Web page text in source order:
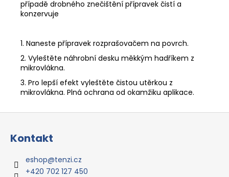
případě drobného znečištění přípravek čistí a
konzervuje
1. Naneste přípravek rozprašovačem na povrch.
2. Vyleštěte náhrobní desku měkkým hadříkem z
mikrovlákna.
3. Pro lepší efekt vyleštěte čistou utěrkou z
mikrovlákna. Plná ochrana od okamžiku aplikace.
Z
Kontakt
eshop@tenzi.cz
+420 702 127 450